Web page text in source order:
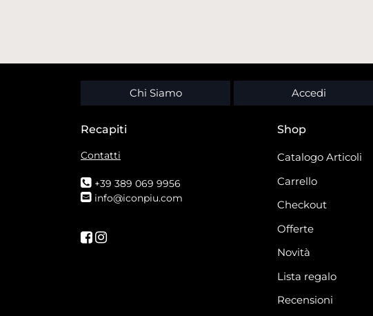
Chi Siamo Accedi
Recapiti
Contatti
+39 389 069 9956
info@iconpiu.com
Seguici su Facebook
Seguici su Instagram
Shop
Catalogo Articoli
Carrello
Checkout
Offerte
Novità
Lista regalo
Recensioni